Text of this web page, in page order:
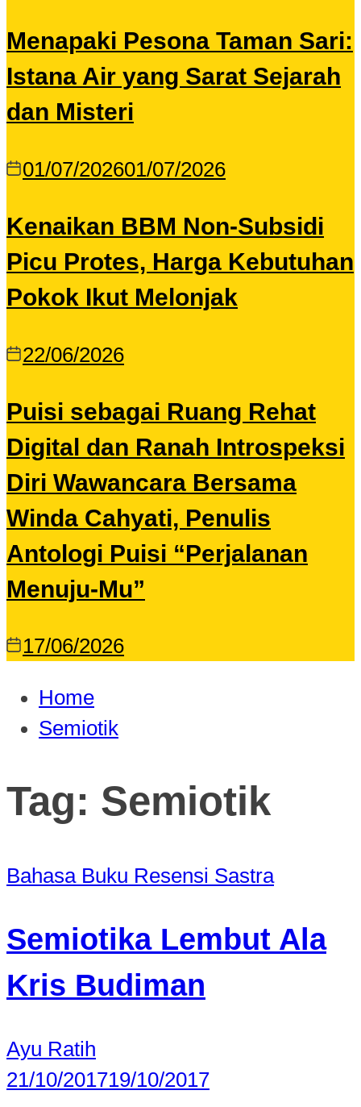
Menapaki Pesona Taman Sari:
Istana Air yang Sarat Sejarah
dan Misteri
01/07/202601/07/2026
Kenaikan BBM Non-Subsidi
Picu Protes, Harga Kebutuhan
Pokok Ikut Melonjak
22/06/2026
Puisi sebagai Ruang Rehat
Digital dan Ranah Introspeksi
Diri Wawancara Bersama
Winda Cahyati, Penulis
Antologi Puisi “Perjalanan
Menuju-Mu”
17/06/2026
Home
Semiotik
Tag: Semiotik
Bahasa Buku Resensi Sastra
Semiotika Lembut Ala
Kris Budiman
Ayu Ratih
21/10/201719/10/2017